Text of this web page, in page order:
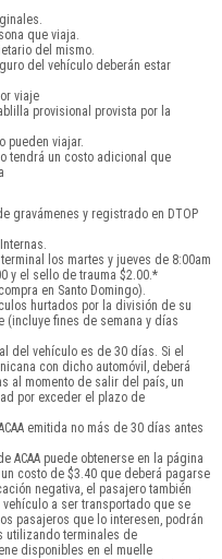
que viaja.
del mismo.
del vehículo deberán estar
viaje
provisional provista por la
pueden viajar.
tendrá un costo adicional que
gravámenes y registrado en DTOP
los martes y jueves de 8:00am
y el sello de trauma $2.00.*
en Santo Domingo).
hurtados por la división de su
(incluye fines de semana y días
del vehículo es de 30 días. Si el
con dicho automóvil, deberá
al momento de salir del país, un
por exceder el plazo de
emitida no más de 30 días antes
ACAA puede obtenerse en la página
costo de $3.40 que deberá pagarse
negativa, el pasajero también
a ser transportado que se
pasajeros que lo interesen, podrán
utilizando terminales de
disponibles en el muelle